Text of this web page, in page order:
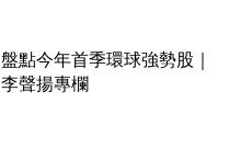
盤點今年首季環球強勢股｜
李聲揚專欄